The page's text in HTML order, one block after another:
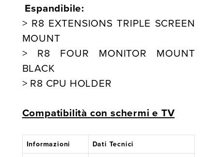
Espandibile:
> R8 EXTENSIONS TRIPLE SCREEN
MOUNT
> R8 FOUR MONITOR MOUNT
BLACK
> R8 CPU HOLDER
Compatibilità con schermi e TV
Informazioni
Dati Tecnici